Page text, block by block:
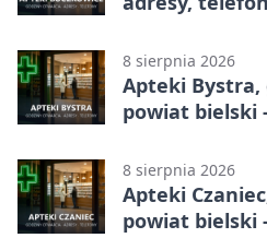
8 sierpnia 2026
Apteki Bystra,
powiat bielski
8 sierpnia 2026
Apteki
powiat bielski